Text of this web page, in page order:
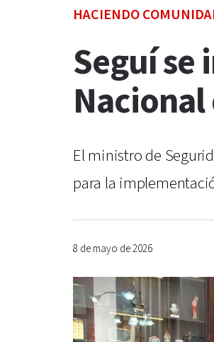
HACIENDO
Seguí se
El ministro de
para la
8 de mayo de 2026